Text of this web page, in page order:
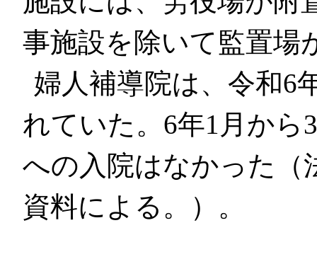
事施設を除いて監置場
婦人補導院は、令和6
れていた。6年1月から
への入院はなかった（
資料による。）。